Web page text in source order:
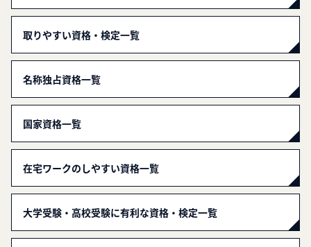
取りやすい資格・検定一覧
名称独占資格一覧
国家資格一覧
在宅ワークのしやすい資格一覧
大学受験・高校受験に有利な資格・検定一覧